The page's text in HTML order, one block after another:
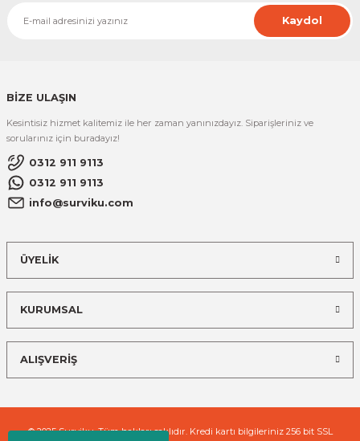
Kaydol
BİZE ULAŞIN
Kesintisiz hizmet kalitemiz ile her zaman yanınızdayız. Siparişleriniz ve
sorularınız için buradayız!
0312 911 9113
0312 911 9113
info@surviku.com
ÜYELİK
KURUMSAL
ALIŞVERİŞ
© 2025 Surviku. Tüm hakları saklıdır. Kredi kartı bilgileriniz 256 bit SSL